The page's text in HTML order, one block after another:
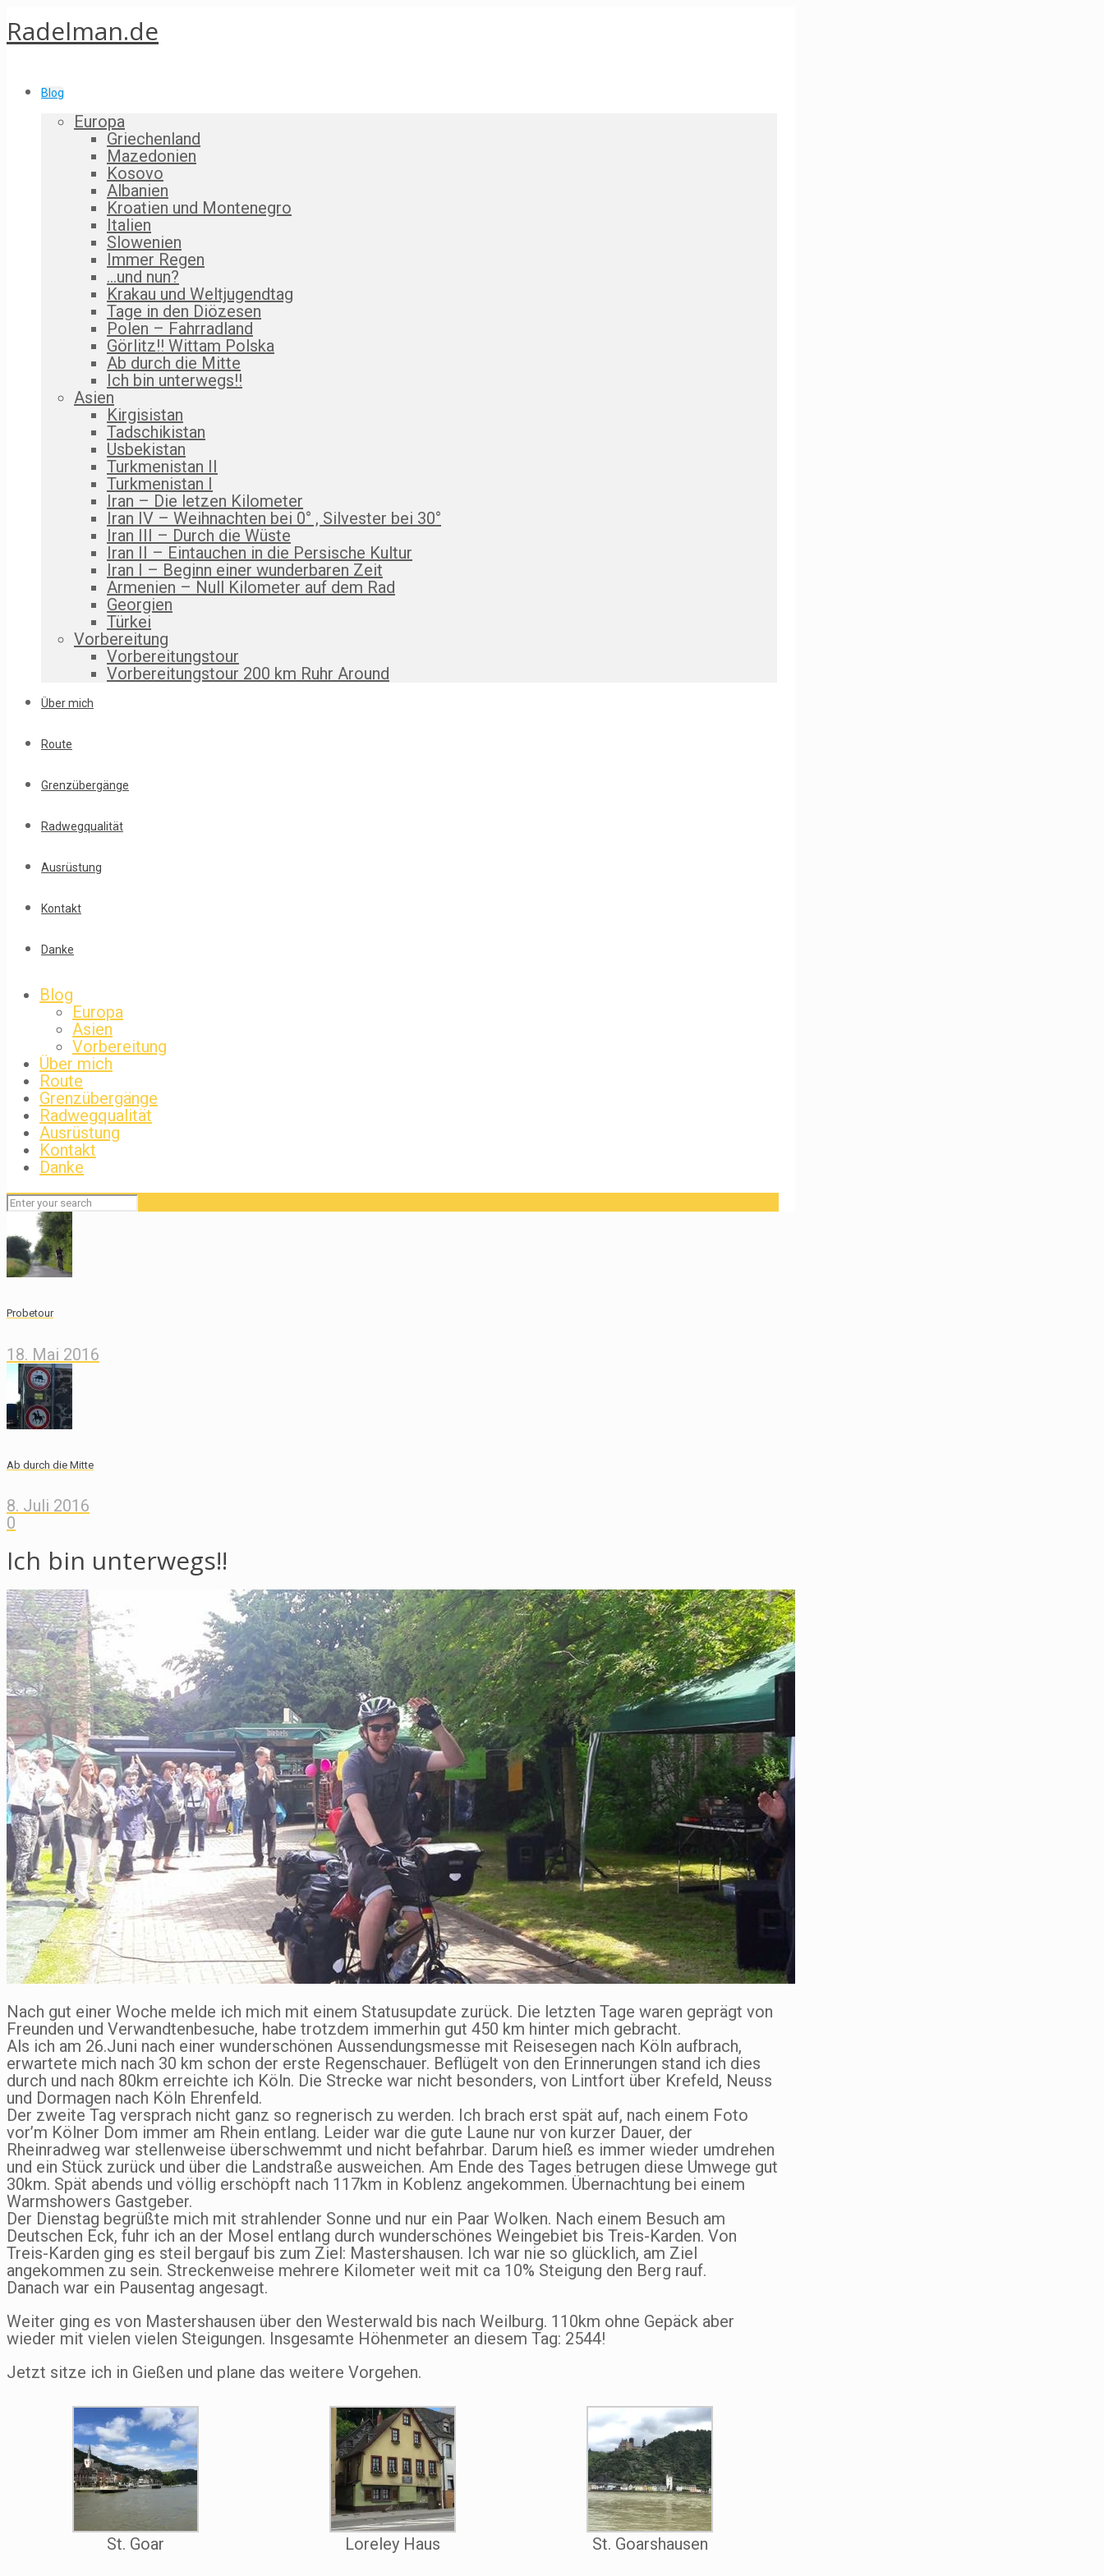
Radelman.de
Blog
Europa
Griechenland
Mazedonien
Kosovo
Albanien
Kroatien und Montenegro
Italien
Slowenien
Immer Regen
…und nun?
Krakau und Weltjugendtag
Tage in den Diözesen
Polen – Fahrradland
Görlitz!! Wittam Polska
Ab durch die Mitte
Ich bin unterwegs!!
Asien
Kirgisistan
Tadschikistan
Usbekistan
Turkmenistan II
Turkmenistan I
Iran – Die letzen Kilometer
Iran IV – Weihnachten bei 0° , Silvester bei 30°
Iran III – Durch die Wüste
Iran II – Eintauchen in die Persische Kultur
Iran I – Beginn einer wunderbaren Zeit
Armenien – Null Kilometer auf dem Rad
Georgien
Türkei
Vorbereitung
Vorbereitungstour
Vorbereitungstour 200 km Ruhr Around
Über mich
Route
Grenzübergänge
Radwegqualität
Ausrüstung
Kontakt
Danke
Blog
Europa
Asien
Vorbereitung
Über mich
Route
Grenzübergänge
Radwegqualität
Ausrüstung
Kontakt
Danke
Probetour
18. Mai 2016
Ab durch die Mitte
8. Juli 2016
0
Ich bin unterwegs!!
Nach gut einer Woche melde ich mich mit einem Statusupdate zurück. Die letzten Tage waren geprägt von
Freunden und Verwandtenbesuche, habe trotzdem immerhin gut 450 km hinter mich gebracht.
Als ich am 26.Juni nach einer wunderschönen Aussendungsmesse mit Reisesegen nach Köln aufbrach,
erwartete mich nach 30 km schon der erste Regenschauer. Beflügelt von den Erinnerungen stand ich dies
durch und nach 80km erreichte ich Köln. Die Strecke war nicht besonders, von Lintfort über Krefeld, Neuss
und Dormagen nach Köln Ehrenfeld.
Der zweite Tag versprach nicht ganz so regnerisch zu werden. Ich brach erst spät auf, nach einem Foto
vor’m Kölner Dom immer am Rhein entlang. Leider war die gute Laune nur von kurzer Dauer, der
Rheinradweg war stellenweise überschwemmt und nicht befahrbar. Darum hieß es immer wieder umdrehen
und ein Stück zurück und über die Landstraße ausweichen. Am Ende des Tages betrugen diese Umwege gut
30km. Spät abends und völlig erschöpft nach 117km in Koblenz angekommen. Übernachtung bei einem
Warmshowers Gastgeber.
Der Dienstag begrüßte mich mit strahlender Sonne und nur ein Paar Wolken. Nach einem Besuch am
Deutschen Eck, fuhr ich an der Mosel entlang durch wunderschönes Weingebiet bis Treis-Karden. Von
Treis-Karden ging es steil bergauf bis zum Ziel: Mastershausen. Ich war nie so glücklich, am Ziel
angekommen zu sein. Streckenweise mehrere Kilometer weit mit ca 10% Steigung den Berg rauf.
Danach war ein Pausentag angesagt.
Weiter ging es von Mastershausen über den Westerwald bis nach Weilburg. 110km ohne Gepäck aber
wieder mit vielen vielen Steigungen. Insgesamte Höhenmeter an diesem Tag: 2544!
Jetzt sitze ich in Gießen und plane das weitere Vorgehen.
St. Goar Loreley Haus St. Goarshausen